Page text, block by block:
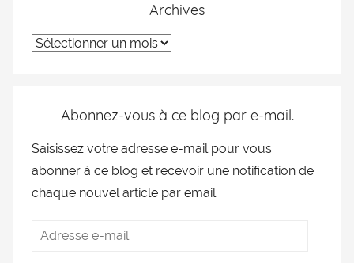
Archives
Abonnez-vous à ce blog par e-mail.
Saisissez votre adresse e-mail pour vous
abonner à ce blog et recevoir une notification de
chaque nouvel article par email.